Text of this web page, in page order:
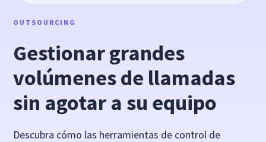
OUTSOURCING
Gestionar grandes
volúmenes de llamadas
sin agotar a su equipo
Descubra cómo las herramientas de control de